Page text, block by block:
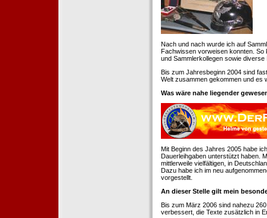
Nach und nach wurde ich auf
Fachwissen vorweisen konnten. So
und Sammlerkollegen sowie
Bis zum Jahresbeginn 2004 sind
Welt zusammen gekommen und es
Was wäre nahe liegender
Mit Beginn des Jahres 2005 habe
Dauerleihgaben unterstützt haben.
mittlerweile vielfältigen, in
Dazu habe ich im neu
vorgestellt.
An dieser Stelle gilt mein
Bis zum März 2006 sind nahezu
verbessert, die Texte zusätzlich in